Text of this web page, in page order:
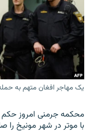
یک مهاجر افغان متهم به
محکمه جرمنی امروز
با موتر در شهر مونیخ را